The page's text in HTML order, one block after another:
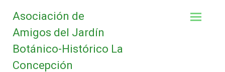
contenido
Asociación de
Amigos del Jardín
Botánico-Histórico La
Concepción